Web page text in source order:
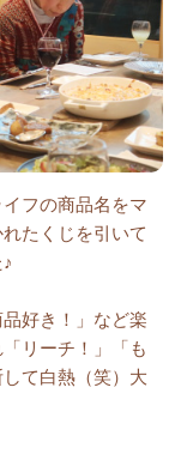
フの商品名をマ
たくじを引いて
好き！」など楽
リーチ！」「も
て白熱（笑）大